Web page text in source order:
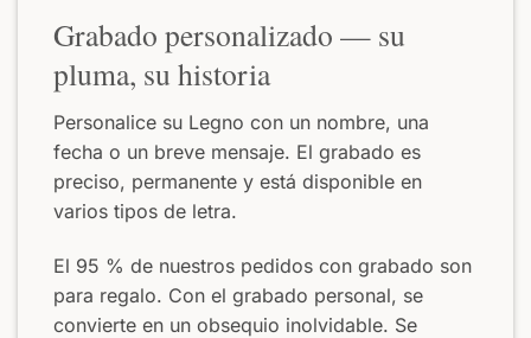
Grabado personalizado — su
pluma, su historia
Personalice su Legno con un nombre, una
fecha o un breve mensaje. El grabado es
preciso, permanente y está disponible en
varios tipos de letra.
El 95 % de nuestros pedidos con grabado son
para regalo. Con el grabado personal, se
convierte en un obsequio inolvidable. Se